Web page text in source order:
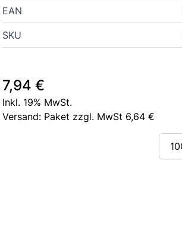
EAN
SKU
7,94 €
Inkl. 19% MwSt.
Versand: Paket zzgl. MwSt 6,64 €